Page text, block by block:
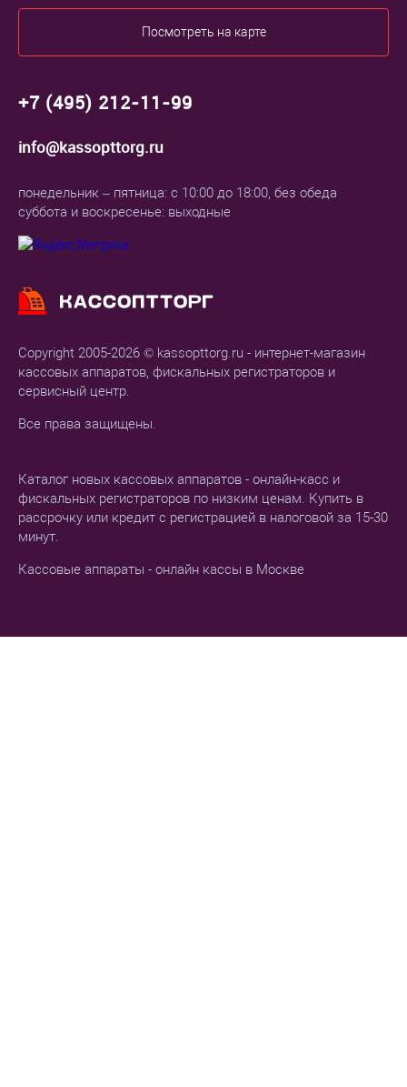
Copyright 2005-2026 © kassopttorg.ru - интернет-магазин
кассовых аппаратов, фискальных регистраторов и
сервисный центр.
Все права защищены.
Каталог новых кассовых аппаратов - онлайн-касс и
фискальных регистраторов по низким ценам. Купить в
рассрочку или кредит с регистрацией в налоговой за 15-30
минут.
Кассовые аппараты - онлайн кассы в Москве
Посмотреть на карте
+7 (495) 212-11-99
info@kassopttorg.ru
понедельник – пятница: с 10:00 до 18:00, без обеда
суббота и воскресенье: выходные